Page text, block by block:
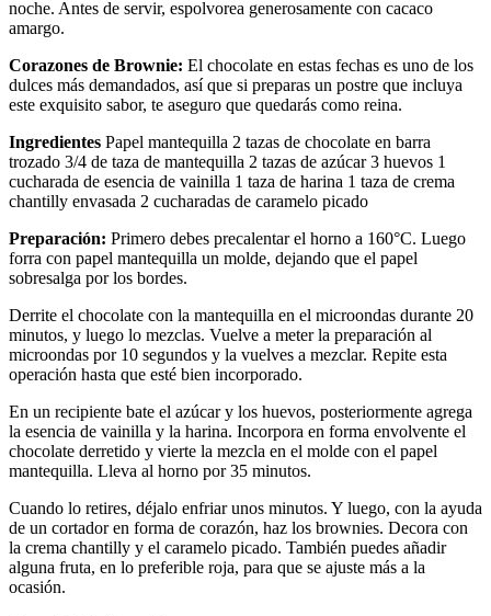
noche. Antes de servir, espolvorea generosamente con cacaco
amargo.
Corazones de Brownie: El chocolate en estas fechas es uno de los
dulces más demandados, así que si preparas un postre que incluya
este exquisito sabor, te aseguro que quedarás como reina.
Ingredientes Papel mantequilla 2 tazas de chocolate en barra
trozado 3/4 de taza de mantequilla 2 tazas de azúcar 3 huevos 1
cucharada de esencia de vainilla 1 taza de harina 1 taza de crema
chantilly envasada 2 cucharadas de caramelo picado
Preparación: Primero debes precalentar el horno a 160°C. Luego
forra con papel mantequilla un molde, dejando que el papel
sobresalga por los bordes.
Derrite el chocolate con la mantequilla en el microondas durante 20
minutos, y luego lo mezclas. Vuelve a meter la preparación al
microondas por 10 segundos y la vuelves a mezclar. Repite esta
operación hasta que esté bien incorporado.
En un recipiente bate el azúcar y los huevos, posteriormente agrega
la esencia de vainilla y la harina. Incorpora en forma envolvente el
chocolate derretido y vierte la mezcla en el molde con el papel
mantequilla. Lleva al horno por 35 minutos.
Cuando lo retires, déjalo enfriar unos minutos. Y luego, con la ayuda
de un cortador en forma de corazón, haz los brownies. Decora con
la crema chantilly y el caramelo picado. También puedes añadir
alguna fruta, en lo preferible roja, para que se ajuste más a la
ocasión.